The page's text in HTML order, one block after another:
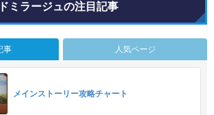
ミラージュの注目記事
事 人気ページ
メインストーリー攻略チャート